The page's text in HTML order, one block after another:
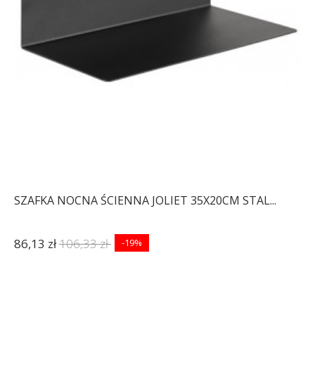
SZAFKA NOCNA ŚCIENNA JOLIET 35X20CM STAL...
86,13 zł106,33 zł -19%